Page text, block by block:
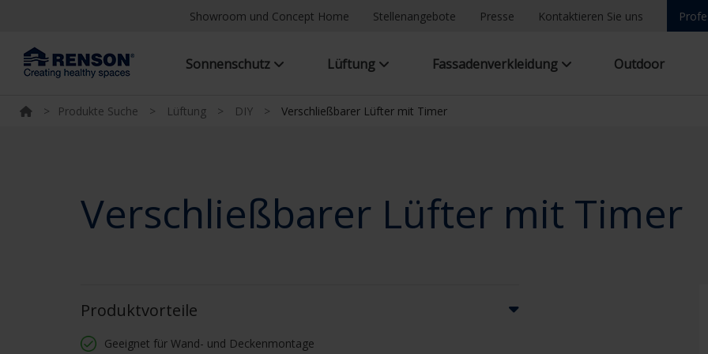
Showroom und Concept Home Stellenangebote Presse Kontaktieren Sie uns
Sonnenschutz Lüftung Fassadenverkleidung Outdoor
> Produkte Suche > Lüftung > DIY > Verschließbarer Lüfter mit Timer
Verschließbarer Lüfter mit Timer
Produktvorteile
Geeignet für Wand- und Deckenmontage